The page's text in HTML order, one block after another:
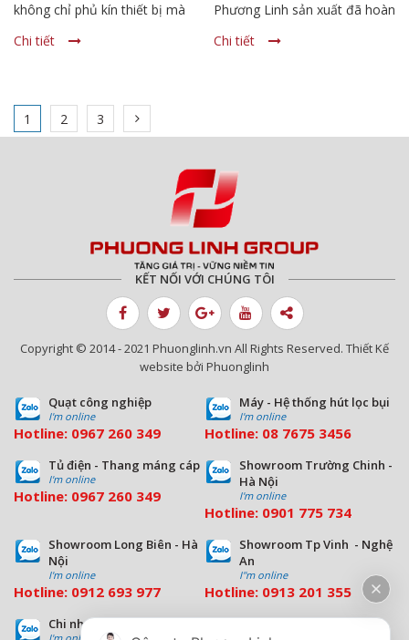
không chỉ phủ kín thiết bị mà
còn len lỏi sâu vào đường hô
Chi tiết
Phương Linh sản xuất đã hoàn
thiện những công đoạn cuối,
nhà máy xử lý nước thải” tại
lớn nhất và cũng là thủ đô của
Kyrgyzstan.
Chi tiết
1 2 3
KẾT NỐI VỚI CHÚNG TÔI
Copyright © 2014 - 2021 Phuonglinh.vn All Rights Reserved. Thiết Kế
website bởi Phuonglinh
Quạt công nghiệp
I'm online
Hotline: 0967 260 349
Máy - Hệ thống hút lọc bụi
I'm online
Hotline: 08 7675 3456
Tủ điện - Thang máng cáp
I'm online
Hotline: 0967 260 349
Showroom Trường Chinh -
Hà Nội
I'm online
Hotline: 0901 775 734
Showroom Long Biên - Hà
Nội
I'm online
Hotline: 0912 693 977
Showroom Tp Vinh - Nghệ
An
I''m online
Hotline: 0913 201 355
Chi nhánh Đà Nẵng Chi nhánh Hồ Chí Minh